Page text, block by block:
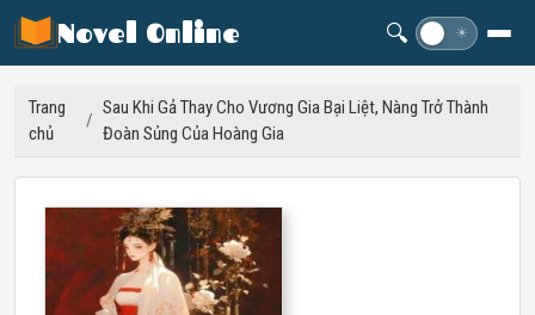
Novel Online 🔍 ☀
Trang
chủ
/
Sau Khi Gả Thay Cho Vương Gia Bại Liệt, Nàng Trở Thành
Đoàn Sủng Của Hoàng Gia